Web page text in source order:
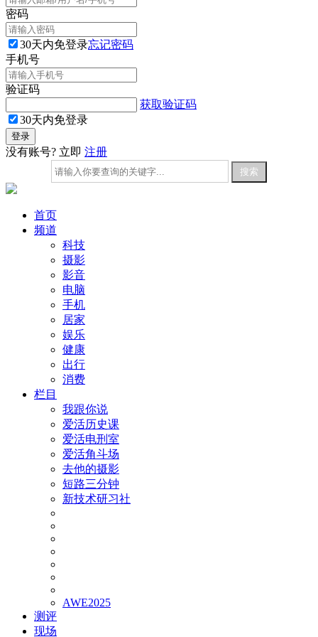
密码
30天内免登录忘记密码
手机号
验证码
获取验证码
30天内免登录
没有账号? 立即 注册
首页
频道
科技
摄影
影音
电脑
手机
居家
娱乐
健康
出行
消费
栏目
我跟你说
爱活历史课
爱活电刑室
爱活角斗场
去他的摄影
短路三分钟
新技术研习社
AWE2025
测评
现场